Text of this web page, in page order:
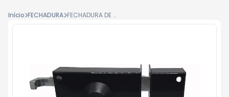
Início FECHADURA FECHADURA DE SOBREPOR AGL CHAVE TETRA PRETA - AGL